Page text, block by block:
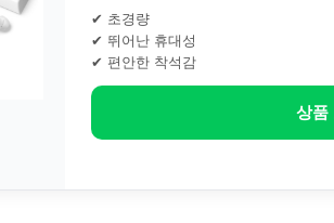
✔ 초경량
✔ 뛰어난 휴대성
✔ 편안한 착석감
상품